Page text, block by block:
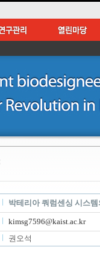
박테리아 쿼럼센싱 시스
kimsg7596@kaist.ac.kr
권오석